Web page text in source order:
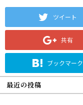
ツイート
共有
ブックマーク
最近の投稿